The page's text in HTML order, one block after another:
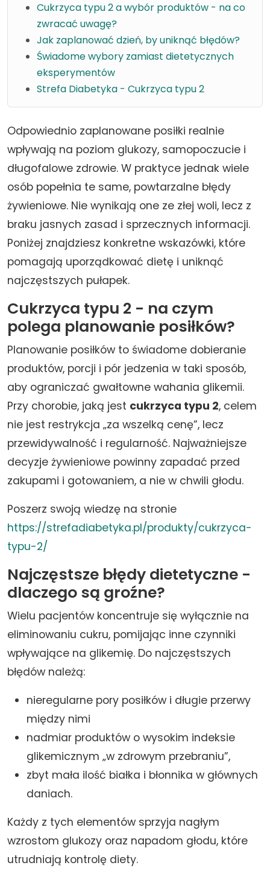
Cukrzyca typu 2 a wybór produktów - na co
zwracać uwagę?
Jak zaplanować dzień, by uniknąć błędów?
Świadome wybory zamiast dietetycznych
eksperymentów
Strefa Diabetyka - Cukrzyca typu 2
Odpowiednio zaplanowane posiłki realnie
wpływają na poziom glukozy, samopoczucie i
długofalowe zdrowie. W praktyce jednak wiele
osób popełnia te same, powtarzalne błędy
żywieniowe. Nie wynikają one ze złej woli, lecz z
braku jasnych zasad i sprzecznych informacji.
Poniżej znajdziesz konkretne wskazówki, które
pomagają uporządkować dietę i uniknąć
najczęstszych pułapek.
Cukrzyca typu 2 - na czym
polega planowanie posiłków?
Planowanie posiłków to świadome dobieranie
produktów, porcji i pór jedzenia w taki sposób,
aby ograniczać gwałtowne wahania glikemii.
Przy chorobie, jaką jest cukrzyca typu 2, celem
nie jest restrykcja „za wszelką cenę”, lecz
przewidywalność i regularność. Najważniejsze
decyzje żywieniowe powinny zapadać przed
zakupami i gotowaniem, a nie w chwili głodu.
Poszerz swoją wiedzę na stronie
https://strefadiabetyka.pl/produkty/cukrzyca-
typu-2/
Najczęstsze błędy dietetyczne -
dlaczego są groźne?
Wielu pacjentów koncentruje się wyłącznie na
eliminowaniu cukru, pomijając inne czynniki
wpływające na glikemię. Do najczęstszych
błędów należą:
nieregularne pory posiłków i długie przerwy
między nimi
nadmiar produktów o wysokim indeksie
glikemicznym „w zdrowym przebraniu”,
zbyt mała ilość białka i błonnika w głównych
daniach.
Każdy z tych elementów sprzyja nagłym
wzrostom glukozy oraz napadom głodu, które
utrudniają kontrolę diety.